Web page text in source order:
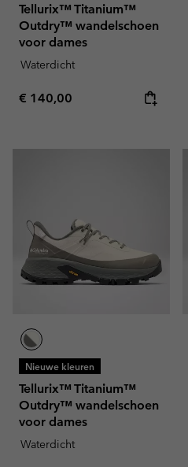
Tellurix™ Titanium™
Outdry™ wandelschoen
voor dames
Waterdicht
Regular price:
€ 140,00
Nieuwe kleuren
Tellurix™ Titanium™
Outdry™ wandelschoen
voor dames
Waterdicht